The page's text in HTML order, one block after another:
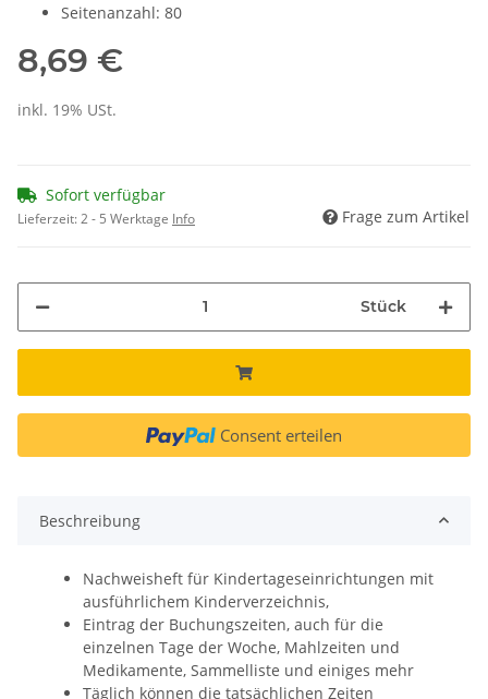
Seitenanzahl: 80
8,69 €
inkl. 19% USt.
Sofort verfügbar
Lieferzeit:2 - 5 Werktage Info Frage zum Artikel
Stück
Consent erteilen
Beschreibung
Nachweisheft für Kindertageseinrichtungen mit
ausführlichem Kinderverzeichnis,
Eintrag der Buchungszeiten, auch für die
einzelnen Tage der Woche, Mahlzeiten und
Medikamente, Sammelliste und einiges mehr
Täglich können die tatsächlichen Zeiten